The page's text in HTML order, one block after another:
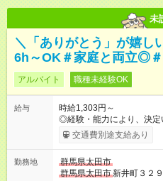
未
＼「ありがとう」が嬉し
6h～OK＃家庭と両立◎
アルバイト 職種未経験OK
給与
時給1,303円～
◎経験・能力により、決定いたします。 ◎
は、1分単位で時間外手当を支給します。
あり 試用期間の長さ：3
交通費別途支給あり
勤務地
群馬県太田市
群馬県太田市新井町３２